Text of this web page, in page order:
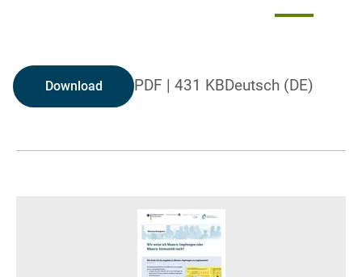
Deutsch (DE)
PDF | 431 KB
Download